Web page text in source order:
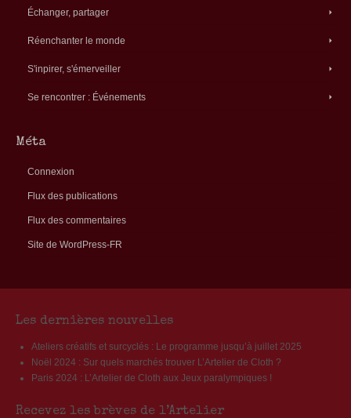
Échanger, partager
Réenchanter le monde
S'inpirer, s'émerveiller
Se rencontrer : Événements
Méta
Connexion
Flux des publications
Flux des commentaires
Site de WordPress-FR
Les dernières nouvelles
Ateliers créatifs et surcyclés : Le programme jusqu’à juillet 2025
Noël 2024 : Sur quels marchés trouver L’Artelier de Cloth ?
Paris 2024 : L’Artelier de Cloth aux Jeux paralympiques !
Recevez les brèves de l’Artelier